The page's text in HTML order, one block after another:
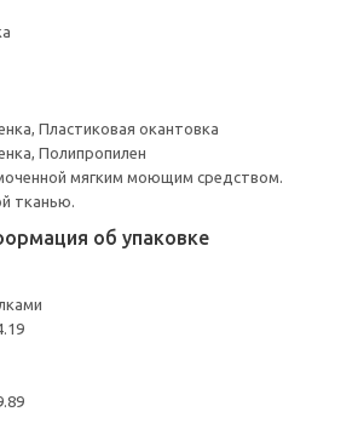
Пластиковая окантовка
Полипропилен
мягким моющим средством.
тканью.
об упаковке